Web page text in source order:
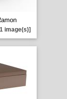
image(s)]